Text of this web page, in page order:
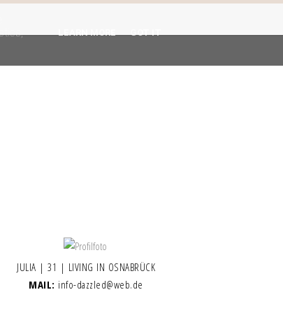
JULIA | 31 | LIVING IN OSNABRÜCK
MAIL: info-dazzled@web.de
LEARN MORE GOT IT